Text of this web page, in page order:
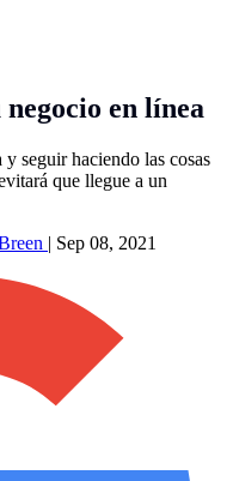
en línea
seguir haciendo las cosas
que llegue a un
| Sep 08, 2021